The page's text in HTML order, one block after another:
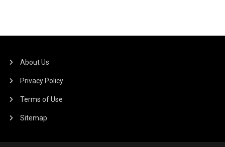
About Us
Privacy Policy
Terms of Use
Sitemap